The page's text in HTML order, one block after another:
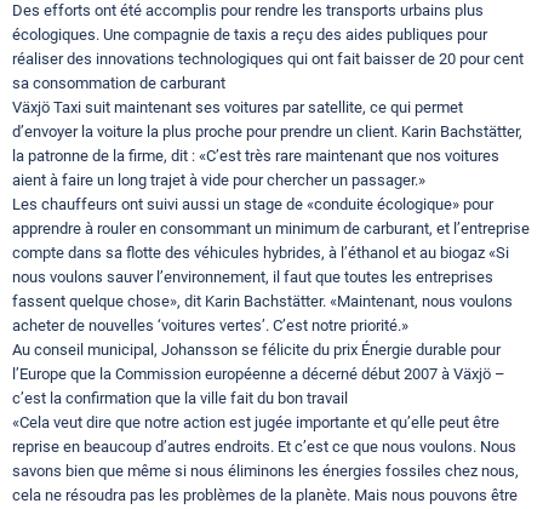
Des efforts ont été accomplis pour rendre les transports urbains plus
écologiques. Une compagnie de taxis a reçu des aides publiques pour
réaliser des innovations technologiques qui ont fait baisser de 20 pour cent
sa consommation de carburant
Växjö Taxi suit maintenant ses voitures par satellite, ce qui permet
d’envoyer la voiture la plus proche pour prendre un client. Karin Bachstätter,
la patronne de la firme, dit : «C’est très rare maintenant que nos voitures
aient à faire un long trajet à vide pour chercher un passager.»
Les chauffeurs ont suivi aussi un stage de «conduite écologique» pour
apprendre à rouler en consommant un minimum de carburant, et l’entreprise
compte dans sa flotte des véhicules hybrides, à l’éthanol et au biogaz «Si
nous voulons sauver l’environnement, il faut que toutes les entreprises
fassent quelque chose», dit Karin Bachstätter. «Maintenant, nous voulons
acheter de nouvelles ‘voitures vertes’. C’est notre priorité.»
Au conseil municipal, Johansson se félicite du prix Énergie durable pour
l’Europe que la Commission européenne a décerné début 2007 à Växjö –
c’est la confirmation que la ville fait du bon travail
«Cela veut dire que notre action est jugée importante et qu’elle peut être
reprise en beaucoup d’autres endroits. Et c’est ce que nous voulons. Nous
savons bien que même si nous éliminons les énergies fossiles chez nous,
cela ne résoudra pas les problèmes de la planète. Mais nous pouvons être